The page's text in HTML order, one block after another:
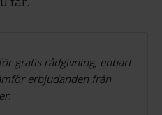
gratis rådgivning, enbart
erbjudanden från